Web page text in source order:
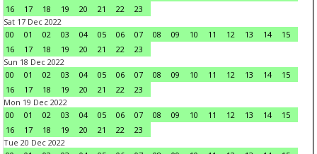
16
17 18 19 20 21 22
23
Sat 17 Dec 2022
00
01 02 03 04 05 06 07 08 09 10 11 12 13 14
15
16
17 18 19 20 21 22
23
Sun 18 Dec 2022
00
01 02 03 04 05 06 07 08 09 10 11 12 13 14
15
16
17 18 19 20 21 22
23
Mon 19 Dec 2022
00
01 02 03 04 05 06 07 08 09 10 11 12 13 14
15
16
17 18 19 20 21 22
23
Tue 20 Dec 2022